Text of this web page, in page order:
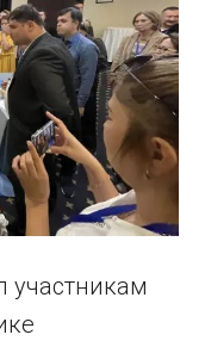
участникам